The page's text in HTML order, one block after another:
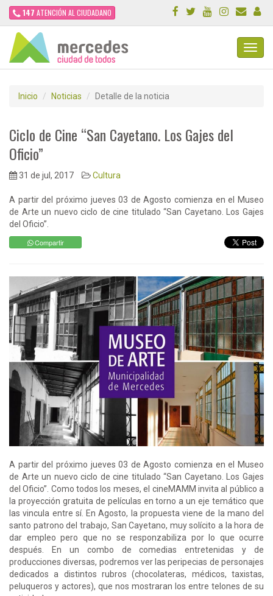
147 ATENCIÓN AL CIUDADANO
Inicio Noticias Detalle de la noticia
Ciclo de Cine “San Cayetano. Los Gajes del
Oficio”
31 de jul, 2017 Cultura
A partir del próximo jueves 03 de Agosto comienza en el Museo
de Arte un nuevo ciclo de cine titulado “San Cayetano. Los Gajes
del Oficio”.
Compartir
A partir del próximo jueves 03 de Agosto comienza en el Museo
de Arte un nuevo ciclo de cine titulado “San Cayetano. Los Gajes
del Oficio”. Como todos los meses, el cineMAMM invita al público a
la proyección gratuita de películas en torno a un eje temático que
las vincula entre sí. En Agosto, la propuesta viene de la mano del
santo patrono del trabajo, San Cayetano, muy solícito a la hora de
dar empleo pero que no se responzabiliza por lo que ocurre
después. En un combo de comedias entretenidas y de
producciones diversas, podremos ver las peripecias de personajes
dedicados a distintos rubros (chocolateras, médicos, taxistas,
peluqueros y actores), que nos mostraran los entre telones de su